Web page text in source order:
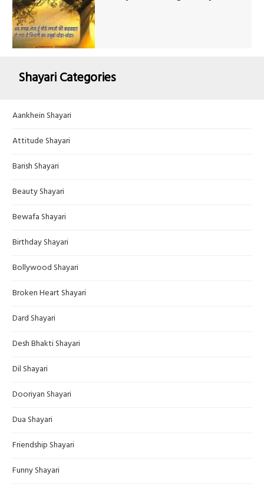
Shayari Categories
Aankhein Shayari
Attitude Shayari
Barish Shayari
Beauty Shayari
Bewafa Shayari
Birthday Shayari
Bollywood Shayari
Broken Heart Shayari
Dard Shayari
Desh Bhakti Shayari
Dil Shayari
Dooriyan Shayari
Dua Shayari
Friendship Shayari
Funny Shayari